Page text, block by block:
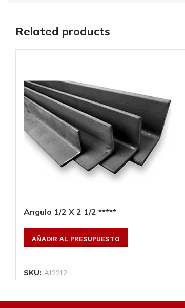
Related products
Angulo 1/2 X 2 1/2 *****
AÑADIR AL PRESUPUESTO
SKU: A12212